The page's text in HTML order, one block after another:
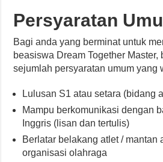
Persyaratan
Bagi anda yang berminat untuk
beasiswa Dream Together Master,
sejumlah persyaratan umum yang
Lulusan S1 atau setara (bidang
Mampu berkomunikasi dengan
Inggris (lisan dan tertulis)
Berlatar belakang atlet / mantan
organisasi olahraga